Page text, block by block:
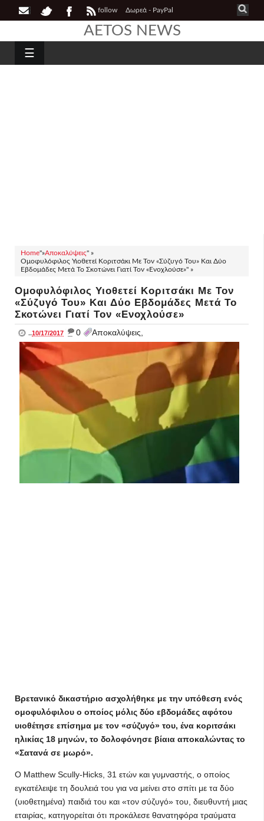
follow Δωρεά - PayPal
AETOS NEWS
☰
Home"»Αποκαλύψεις" »
Ομοφυλόφιλος Υιοθετεί Κοριτσάκι Με Τον «Σύζυγό Του» Και Δύο
Εβδομάδες Μετά Το Σκοτώνει Γιατί Τον «Ενοχλούσε»" »
Ομοφυλόφιλος Υιοθετεί Κοριτσάκι Με Τον
«Σύζυγό Του» Και Δύο Εβδομάδες Μετά Το
Σκοτώνει Γιατί Τον «Ενοχλούσε»
..10/17/2017 _ 0 Αποκαλύψεις,
Βρετανικό δικαστήριο ασχολήθηκε με την υπόθεση ενός
ομοφυλόφιλου ο οποίος μόλις δύο εβδομάδες αφότου
υιοθέτησε επίσημα με τον «σύζυγό» του, ένα κοριτσάκι
ηλικίας 18 μηνών, το δολοφόνησε βίαια αποκαλώντας το
«Σατανά σε μωρό».
Ο Matthew Scully-Hicks, 31 ετών και γυμναστής, ο οποίος
εγκατέλειψε τη δουλειά του για να μείνει στο σπίτι με τα δύο
(υιοθετημένα) παιδιά του και «τον σύζυγό» του, διευθυντή μιας
εταιρίας, κατηγορείται ότι προκάλεσε θανατηφόρα τραύματα